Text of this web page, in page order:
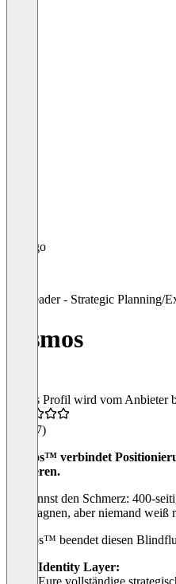
Leader - Strategic Planning/
cosmos
Dieses Profil wird vom Anbieter
(17)
cosmos™ verbindet
reagieren.
Du kennst den Schmerz: 400-
Kampagnen, aber niemand
cosmos™ beendet diesen
Identity Layer: